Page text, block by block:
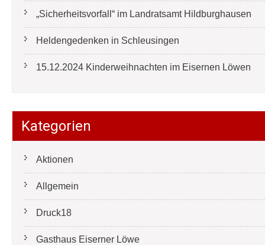
„Sicherheitsvorfall“ im Landratsamt Hildburghausen
Heldengedenken in Schleusingen
15.12.2024 Kinderweihnachten im Eisernen Löwen
Kategorien
Aktionen
Allgemein
Druck18
Gasthaus Eiserner Löwe